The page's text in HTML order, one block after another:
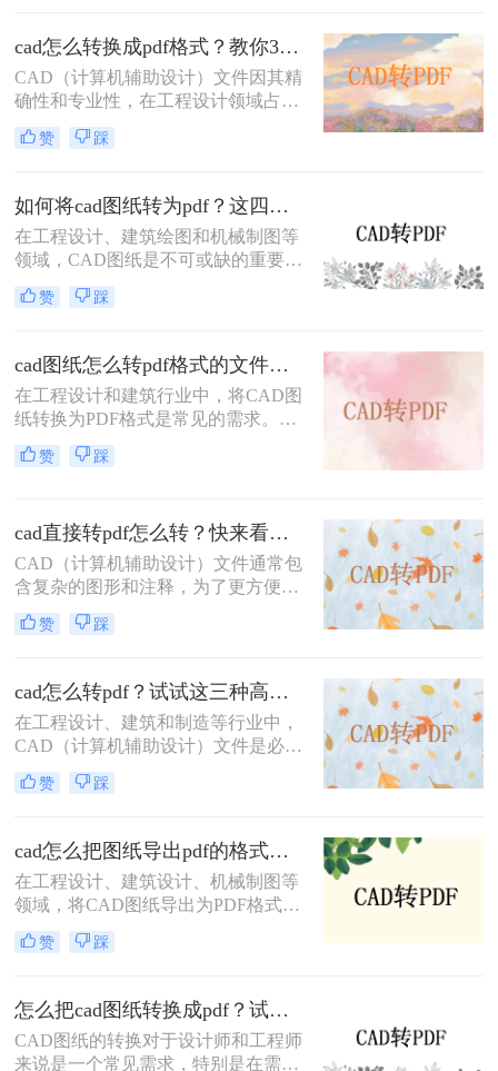
档格式）格式是一个明智的选择。那
么cad图纸怎么转为pdf呢？本文将详
细介绍三种将CAD图纸转换为PDF的
实用方法。
cad怎么转换成pdf格式？教你3个简单的转换方法！
CAD（计算机辅助设计）文件因其精
确性和专业性，在工程设计领域占据
重要地位。然而，为了便于共享、打
印和查看，有时需要将CAD文件转换
格式呢？本文将介绍三种将CAD文件
转换为PDF格式的高效方法。
赞 踩
如何将cad图纸转为pdf？这四个方法很不错！
在工程设计、建筑绘图和机械制图等
领域，CAD图纸是不可或缺的重要工
具。然而，有时我们需要将CAD图纸
转换为PDF格式，以便更好地进行分
台性、兼容性好以及不易被篡改的特
点，因此备受青睐。那么如何将cad图
纸转为pdf呢？本文将介绍四种将
CAD图纸转换为PDF的方法，帮助读
者轻松应对这一需求。
赞 踩
cad图纸怎么转pdf格式的文件？来试试这3种方法！
在工程设计和建筑行业中，将CAD图
纸转换为PDF格式是常见的需求。无
论是为了方便共享、打印还是保持图
纸的原始格式，掌握高效的CAD转
细介绍三种将CAD图纸转换为PDF的
方法，帮助您轻松应对各种需求。
赞 踩
cad直接转pdf怎么转？快来看这三个方法！
CAD（计算机辅助设计）文件通常包
含复杂的图形和注释，为了更方便地
共享和查看，将其转换为PDF格式是
一个很好的选择。那么cad直接转pdf
件直接转换为PDF的高效方法。
赞 踩
cad怎么转pdf？试试这三种高效转换方法！
在工程设计、建筑和制造等行业中，
CAD（计算机辅助设计）文件是必不
可少的工具。然而，为了方便非专业
人员查看或打印，通常需要将这些复
式。那么cad怎么转pdf呢？本文将介
绍三种常用的CAD转PDF的方法。
赞 踩
cad怎么把图纸导出pdf的格式？教你4招轻松转换！
在工程设计、建筑设计、机械制图等
领域，将CAD图纸导出为PDF格式是
一项常见且重要的任务。PDF格式具
有跨平台、不易被修改和高度保真的
档和打印。那么cad怎么把图纸导出
pdf的格式呢？本文将详细介绍几种将
CAD图纸导出为PDF格式的方法，帮
赞 踩
怎么把cad图纸转换成pdf？试试这三种简单方法！
CAD图纸的转换对于设计师和工程师
来说是一个常见需求，特别是在需要